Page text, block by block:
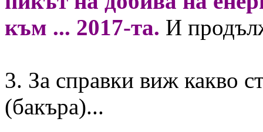
към ... 2017-та. И
3. За справки виж какво
(бакъра)...